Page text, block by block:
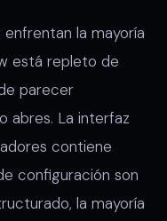
la mayoría
está repleto de
parecer
abres. La interfaz
contiene
configuración son
la mayoría